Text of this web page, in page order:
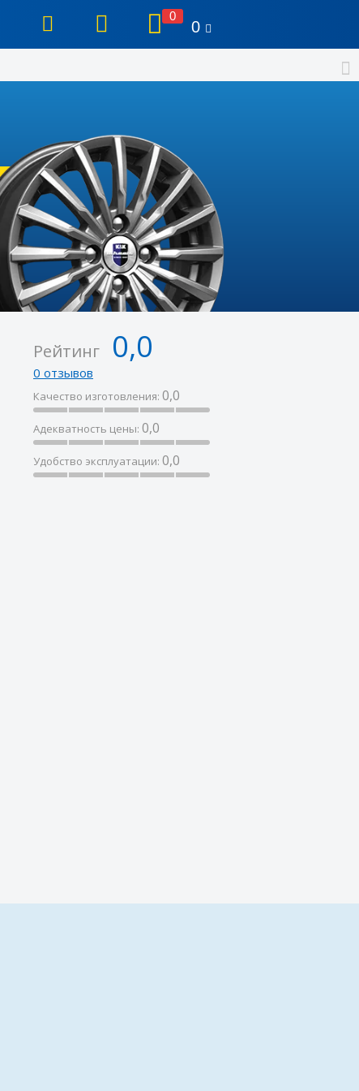
0
0
Рейтинг 0,0
0 отзывов
Качество изготовления: 0,0
Адекватность цены: 0,0
Удобство эксплуатации: 0,0